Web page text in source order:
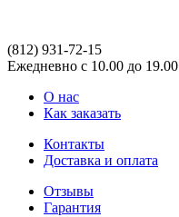
(812) 931-72-15
Ежедневно с 10.00 до 19.00
О нас
Как заказать
Контакты
Доставка и оплата
Отзывы
Гарантия